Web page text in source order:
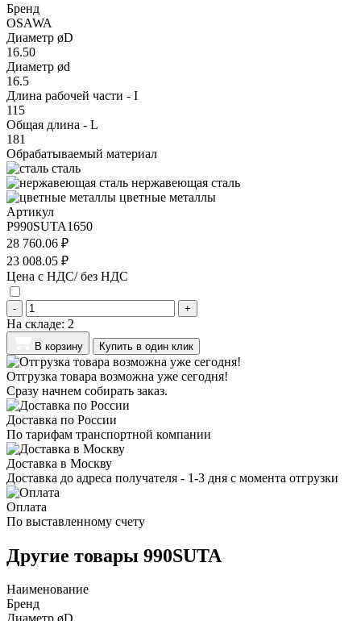
Бренд
OSAWA
Диаметр øD
16.50
Диаметр ød
16.5
Длина рабочей части - I
115
Общая длина - L
181
Обрабатываемый материал
сталь
нержавеющая сталь
цветные металлы
Артикул
P990SUTA1650
28 760.06 ₽
23 008.05 ₽
Цена с НДС/ без НДС
- +
На складе: 2
В корзину Купить в один клик
Отгрузка товара возможна уже сегодня!
Сразу начнем собирать заказ.
Доставка по России
По тарифам транспортной компании
Доставка в Москву
Доставка до адреса получателя - 1-3 дня с момента отгрузки
Оплата
По выставленному счету
Другие товары 990SUTA
Наименование
Бренд